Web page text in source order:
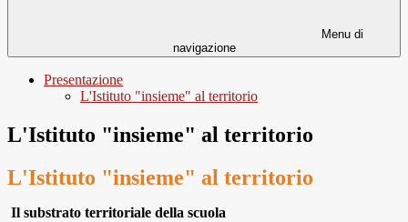
Menu di
navigazione
Presentazione
L'Istituto "insieme" al territorio
L'Istituto "insieme" al territorio
L'Istituto "insieme" al territorio
Il substrato territoriale della scuola